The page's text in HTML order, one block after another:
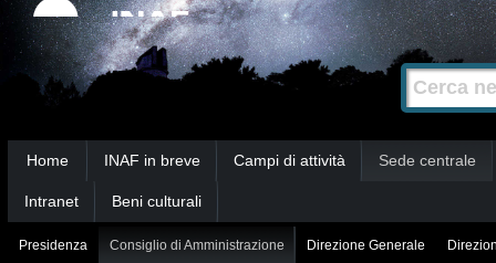
Salta
alla
navigazione
Cerca nel
Ricerca
avanzata…
Home INAF in breve Campi di attività Sede centrale
Intranet Beni culturali
Presidenza Consiglio di Amministrazione Direzione Generale